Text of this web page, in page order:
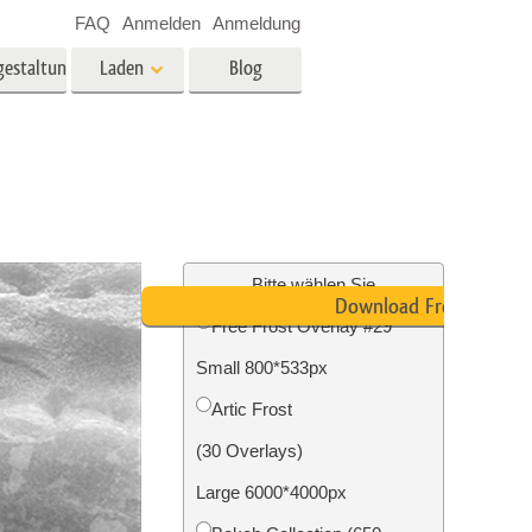
Foto-Restaurierung
Laden
Video-Overlays
Blog
FAQ Anmelden Anmeldung
Bitte wählen Sie
Free Frost Overlay #29
Small 800*533px
Artic Frost
(30 Overlays)
Large 6000*4000px
Download Free